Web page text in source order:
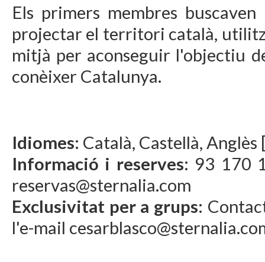
Els primers membres
projectar el territori català,
mitjà per aconseguir l'objectiu
conèixer Catalunya.
Idiomes: Català, Castellà,
Informació i reserves: 93 170
reservas@sternalia.com
Exclusivitat per a grups:
l'e-mail